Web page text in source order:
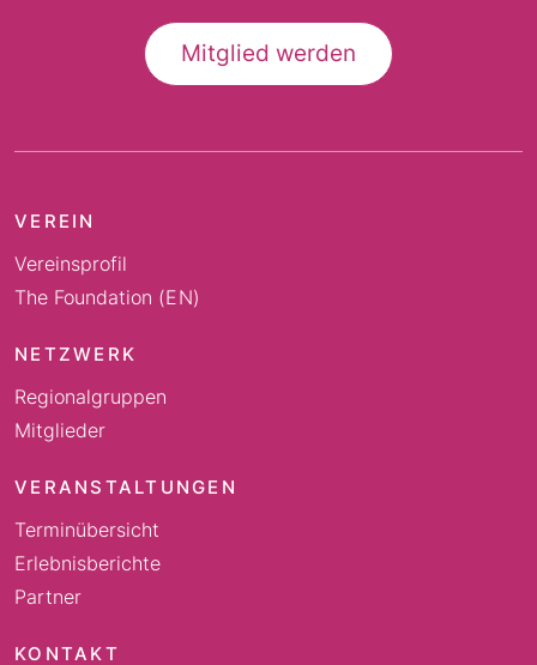
Mitglied werden
VEREIN
Vereinsprofil
The Foundation (EN)
NETZWERK
Regionalgruppen
Mitglieder
VERANSTALTUNGEN
Terminübersicht
Erlebnisberichte
Partner
KONTAKT